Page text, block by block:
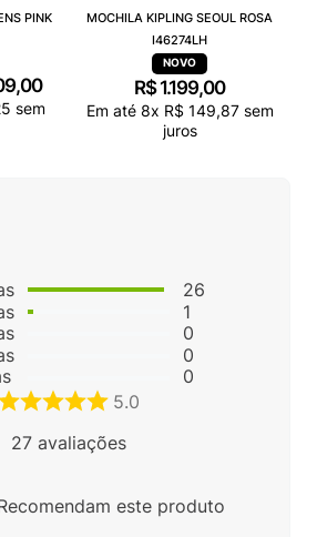
PINK
,00
sem
MOCHILA KIPLING SEOUL ROSA
I46274LH
R$ 1.199,00
Em até 8x R$ 149,87sem
juros
26
1
0
0
0
5.0
27 avaliações
este produto